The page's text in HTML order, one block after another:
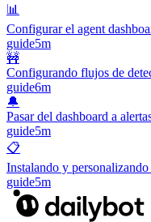
📊
Configurar el agent
guide5m
🚧
Configurando flujos de
guide6m
🔔
Pasar del dashboard a
guide5m
📋
Instalando y
guide5m